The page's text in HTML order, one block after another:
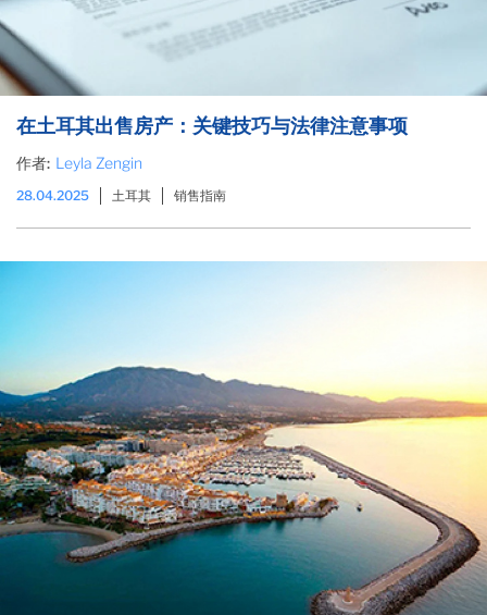
在土耳其出售房产：关键技巧与法律注意事项
作者: Leyla Zengin
28.04.2025 土耳其 销售指南